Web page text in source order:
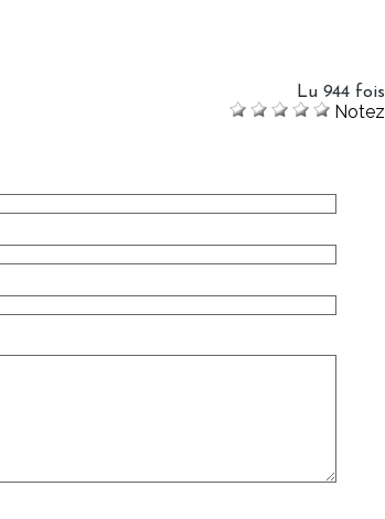
Lu 944 fois
Notez